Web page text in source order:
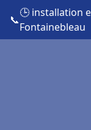
📞
🕒 installation
Fontainebleau